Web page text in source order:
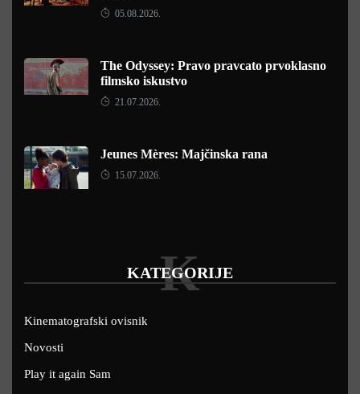
05.08.2026.
The Odyssey: Pravo pravcato prvoklasno
filmsko iskustvo
21.07.2026.
Jeunes Mères: Majčinska rana
15.07.2026.
KATEGORIJE
K
Kinematografski ovisnik
Novosti
Play it again Sam